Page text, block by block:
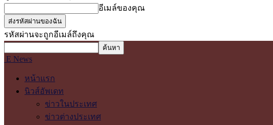
อีเมล์ของคุณ
รหัสผ่านจะถูกอีเมล์ถึงคุณ
E News
หน้าแรก
นิวส์อัพเดท
ข่าวในประเทศ
ข่าวต่างประเทศ